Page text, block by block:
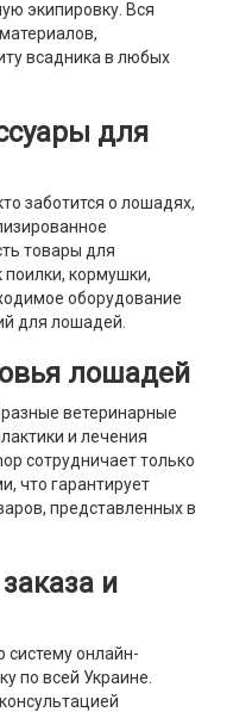
экипировку. Вся
всадника в любых
для
заботится о лошадях,
товары для
поилки, кормушки,
оборудование
для лошадей.
лошадей
ветеринарные
и лечения
сотрудничает только
что гарантирует
представленных в
и
систему онлайн-
по всей Украине.